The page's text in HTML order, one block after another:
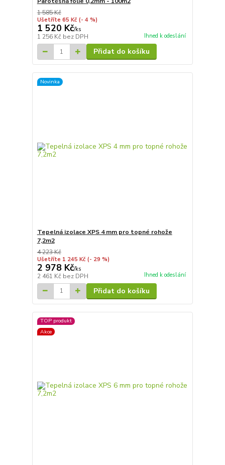
1 585 Kč
Ušetříte 65 Kč (- 4 %)
1 520 Kč/ks
1 256 Kč bez DPH Ihned k odeslání
Přidat do košíku
Novinka
Tepelná izolace XPS 4 mm pro topné rohože
7,2m2
4 223 Kč
Ušetříte 1 245 Kč (- 29 %)
2 978 Kč/ks
2 461 Kč bez DPH Ihned k odeslání
Přidat do košíku
TOP produkt
Akce